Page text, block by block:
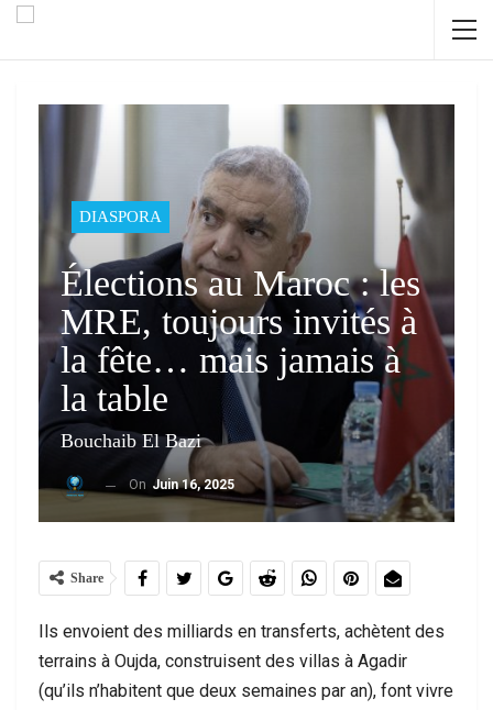
DIASPORA
Élections au Maroc : les
MRE, toujours invités à
la fête… mais jamais à
la table
Bouchaib El Bazi
On Juin 16, 2025
Share
Ils envoient des milliards en transferts, achètent des
terrains à Oujda, construisent des villas à Agadir
(qu’ils n’habitent que deux semaines par an), font vivre